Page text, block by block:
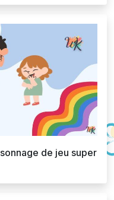
de jeu super